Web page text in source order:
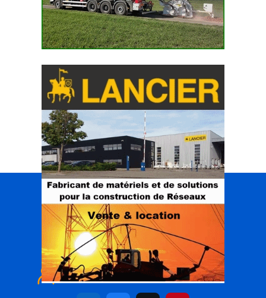
INTERTAS
< Qui sommes nous
Portail des réseaux aériens & souterrains